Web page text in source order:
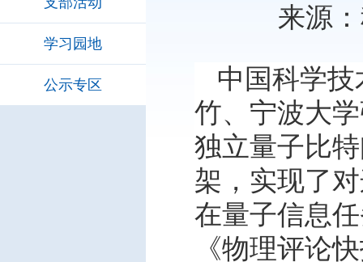
学习园地
公示专区
来源
中国科学
竹、宁波大
独立量子比
架，实现了
在量子信息
《物理评论